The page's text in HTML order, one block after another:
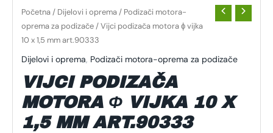
Početna / Dijelovi i oprema / Podizači motora-
oprema za podizače / Vijci podizača motora ϕ vijka
10 x 1,5 mm art.90333
Dijelovi i oprema, Podizači motora-oprema za podizače
VIJCI PODIZAČA
MOTORA Φ VIJKA 10 X
1,5 MM ART.90333